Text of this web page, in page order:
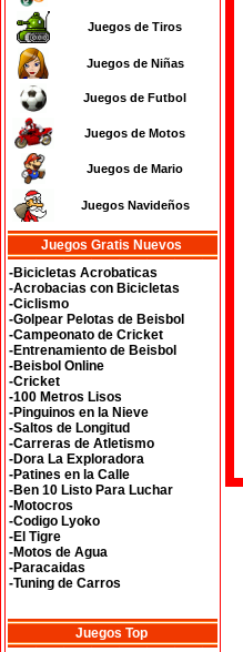
Juegos de Tiros
Juegos de Niñas
Juegos de Futbol
Juegos de Motos
Juegos de Mario
Juegos Navideños
Juegos Gratis Nuevos
-Bicicletas Acrobaticas
-Acrobacias con Bicicletas
-Ciclismo
-Golpear Pelotas de Beisbol
-Campeonato de Cricket
-Entrenamiento de Beisbol
-Beisbol Online
-Cricket
-100 Metros Lisos
-Pinguinos en la Nieve
-Saltos de Longitud
-Carreras de Atletismo
-Dora La Exploradora
-Patines en la Calle
-Ben 10 Listo Para Luchar
-Motocros
-Codigo Lyoko
-El Tigre
-Motos de Agua
-Paracaidas
-Tuning de Carros
Juegos Top